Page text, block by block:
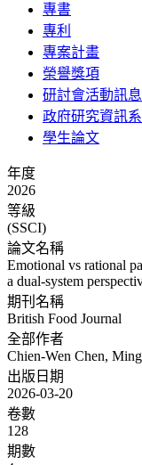
專書
專利
專案計畫
榮譽獎項
研討會活動訊息
政府研究資訊
學生論文
年度
2026
等級
(SSCI)
論文名稱
Emotional vs rational
a dual-system
期刊名稱
British Food Journal
全部作者
Chien-Wen Chen,
出版日期
2026-03-20
卷數
128
期數